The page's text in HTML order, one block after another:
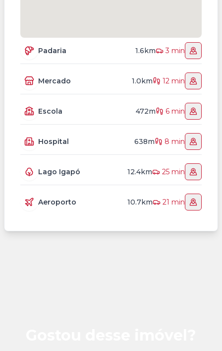
Padaria 1.6km 3 min
Mercado 1.0km 12 min
Escola 472m 6 min
Hospital 638m 8 min
Lago Igapó 12.4km 25 min
Aeroporto 10.7km 21 min